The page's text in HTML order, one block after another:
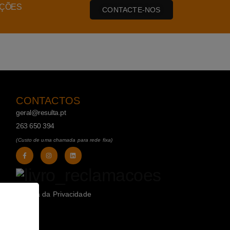
CONTACTE-NOS
CONTACTOS
geral@resulta.pt
263 650 394
(Custo de uma chamada para rede fixa)
Política da Privacidade